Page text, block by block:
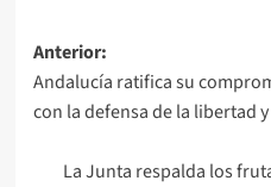
Navegación
de
entradas
Anterior:
Andalucía ratifica su
con la defensa de la libertad
La Junta respalda los